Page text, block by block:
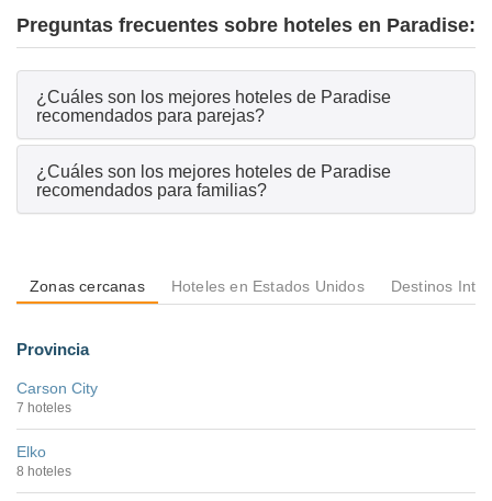
Preguntas frecuentes sobre hoteles en Paradise:
¿Cuáles son los mejores hoteles de Paradise
recomendados para parejas?
¿Cuáles son los mejores hoteles de Paradise
recomendados para familias?
Zonas cercanas Hoteles en Estados Unidos Destinos
Provincia
Carson City
7 hoteles
Elko
8 hoteles